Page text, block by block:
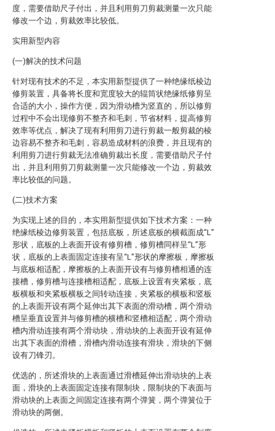
度，需要借助尺子付出，并且利用剪刀剪裁测量一次只能
修改一个边，剪裁效率比较低。
实用新型内容
(一)解决的技术问题
针对现有技术的不足，本实用新型提供了一种绝缘纸棱边
修剪装置，具备将长度和宽度较大的辊筒状绝缘纸修剪呈
合适的大小，操作方便，因为滑动槽为竖直的，所以修剪
过程中不会出现修剪不整齐和毛刺，节省材料，提高修剪
效率等优点，解决了现有利用剪刀进行剪裁一般剪裁的棱
边容易不整齐和毛刺，容易造成材料的浪费，并且现有的
利用剪刀进行剪裁无法准确剪裁出长度，需要借助尺子付
出，并且利用剪刀剪裁测量一次只能修改一个边，剪裁效
率比较低的问题。
(二)技术方案
为实现上述的目的，本实用新型提供如下技术方案：一种
绝缘纸棱边修剪装置，包括底板，所述底板的横截面成“L”
形状，底板的上表面开设有修剪槽，修剪槽同样呈“L”形
状，底板的上表面固定连接有呈“L”形状的摩擦板，摩擦板
与底板相适配，摩擦板的上表面开设有与修剪槽相通的连
接槽，修剪槽与连接槽相适配，底板上设置有夹紧板，底
板横板和夹紧板横板之间转动连接，夹紧板的横板和竖板
的上表面开设有两个延伸出其下表面的滑动槽，两个滑动
槽呈垂直设置并与修剪槽的横槽和竖槽相适配，两个滑动
槽内滑动连接有两个滑动块，滑动块的上表面开设有延伸
出其下表面的滑槽，滑槽内滑动连接有滑块，滑块的下侧
设有刀锋刃。
优选的，所述滑块的上表面通过滑槽延伸出滑动块的上表
面，滑块的上表面固定连接有限制块，限制块的下表面与
滑动块的上表面之间固定连接有两个弹簧，两个弹簧位于
滑动块的两侧。